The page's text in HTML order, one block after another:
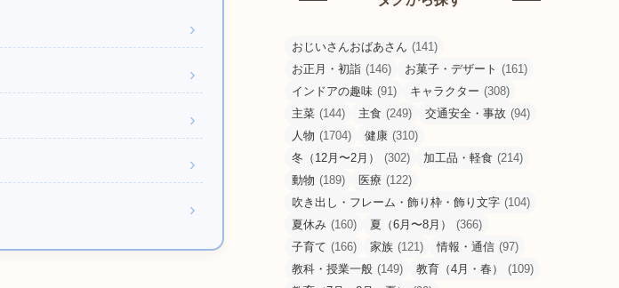
おじいさんおばあさん (141)
お正月・初詣 (146) お菓子・デザート (161)
インドアの趣味 (91) キャラクター (308)
主菜 (144) 主食 (249) 交通安全・事故 (94)
人物 (1704) 健康 (310)
冬（12月〜2月）
(302) 加工品・軽食 (214)
動物 (189) 医療 (122)
吹き出し・フレーム・飾り枠・飾り文字 (104)
夏休み (160) 夏（6月〜8月）
(366)
子育て (166) 家族 (121) 情報・通信 (97)
教科・授業一般 (149) 教育（4月・春）
(109)